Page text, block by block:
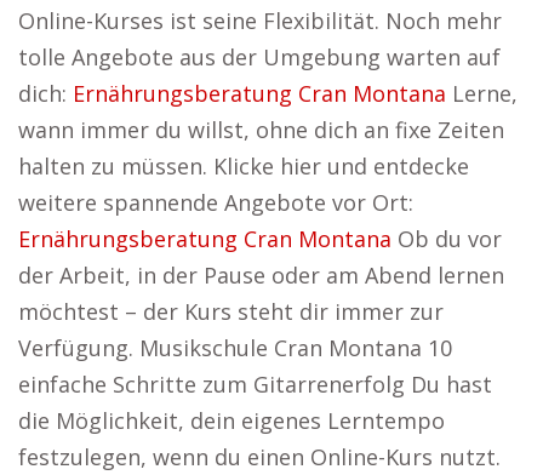
Online-Kurses ist seine Flexibilität. Noch mehr
tolle Angebote aus der Umgebung warten auf
dich: Ernährungsberatung Cran Montana Lerne,
wann immer du willst, ohne dich an fixe Zeiten
halten zu müssen. Klicke hier und entdecke
weitere spannende Angebote vor Ort:
Ernährungsberatung Cran Montana Ob du vor
der Arbeit, in der Pause oder am Abend lernen
möchtest – der Kurs steht dir immer zur
Verfügung. Musikschule Cran Montana 10
einfache Schritte zum Gitarrenerfolg Du hast
die Möglichkeit, dein eigenes Lerntempo
festzulegen, wenn du einen Online-Kurs nutzt.